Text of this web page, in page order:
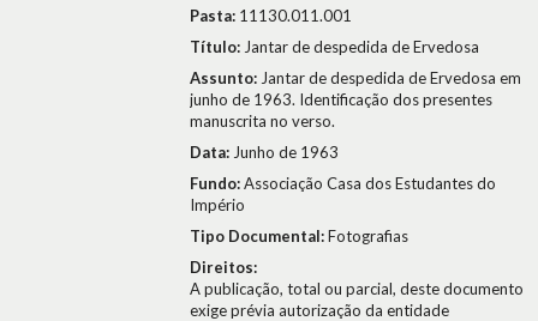
Pasta: 11130.011.001
Título: Jantar de despedida de Ervedosa
Assunto: Jantar de despedida de Ervedosa em
junho de 1963. Identificação dos presentes
manuscrita no verso.
Data: Junho de 1963
Fundo:Associação Casa dos Estudantes do
Império
Tipo Documental:Fotografias
Direitos:
A publicação, total ou parcial, deste documento
exige prévia autorização da entidade